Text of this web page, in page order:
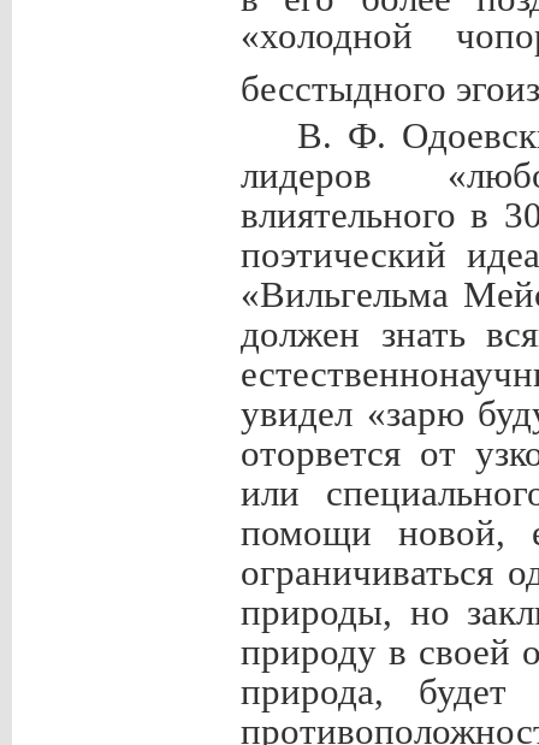
«холодной
бесстыдного
В. Ф.
лидеров
влиятельного в
поэтический
«Вильгельма
должен знать
увидел «зарю
оторвется от
или
помощи новой,
ограничиваться
природы, но
природу в своей
природа,